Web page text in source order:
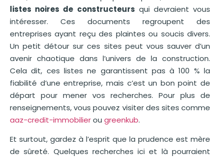
listes noires de constructeurs qui devraient vous
intéresser. Ces documents regroupent des
entreprises ayant reçu des plaintes ou soucis divers.
Un petit détour sur ces sites peut vous sauver d’un
avenir chaotique dans l’univers de la construction.
Cela dit, ces listes ne garantissent pas à 100 % la
fiabilité d’une entreprise, mais c’est un bon point de
départ pour mener vos recherches. Pour plus de
renseignements, vous pouvez visiter des sites comme
aaz-credit-immobilierou greenkub.
Et surtout, gardez à l’esprit que la prudence est mère
de sûreté. Quelques recherches ici et là pourraient